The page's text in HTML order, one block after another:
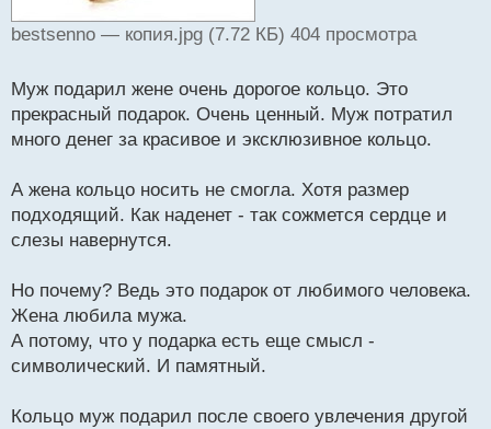
bestsenno — копия.jpg (7.72 КБ) 404 просмотра
Муж подарил жене очень дорогое кольцо. Это
прекрасный подарок. Очень ценный. Муж потратил
много денег за красивое и эксклюзивное кольцо.
А жена кольцо носить не смогла. Хотя размер
подходящий. Как наденет - так сожмется сердце и
слезы навернутся.
Но почему? Ведь это подарок от любимого человека.
Жена любила мужа.
А потому, что у подарка есть еще смысл -
символический. И памятный.
Кольцо муж подарил после своего увлечения другой